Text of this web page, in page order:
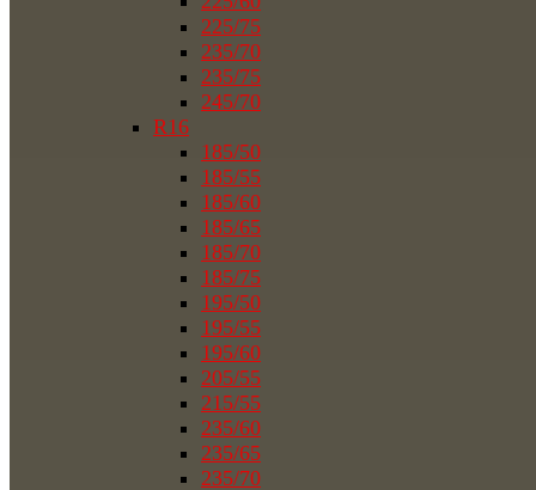
225/75
235/70
235/75
245/70
R16
185/50
185/55
185/60
185/65
185/70
185/75
195/50
195/55
195/60
205/55
215/55
235/60
235/65
235/70